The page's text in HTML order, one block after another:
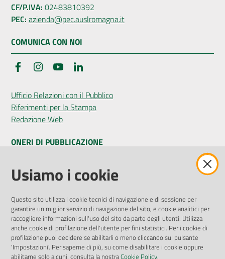
CF/P.IVA: 02483810392
PEC: azienda@pec.auslromagna.it
COMUNICA CON NOI
FacebookInstagramYouTube
Ufficio Relazioni con il Pubblico
Riferimenti per la Stampa
Redazione Web
ONERI DI PUBBLICAZIONE
Amministrazione Trasparente
Pubblicità legale
Privacy Policy
Attuazione Misure PNRR
Liste di Attesa
ENTI, IMPRESE E PARTNER
Usiamo i cookie
Questo sito utilizza i cookie tecnici di navigazione e di sessione per
garantire un miglior servizio di navigazione del sito, e cookie analitici per
raccogliere informazioni sull'uso del sito da parte degli utenti. Utilizza
anche cookie di profilazione dell'utente per fini statistici. Per i cookie di
profilazione puoi decidere se abilitarli o meno cliccando sul pulsante
'Impostazioni'. Per saperne di più, su come disabilitare i cookie oppure
abilitarne solo alcuni, consulta la nostraCookie Policy.